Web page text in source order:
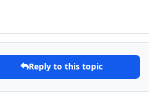
Reply to this topic